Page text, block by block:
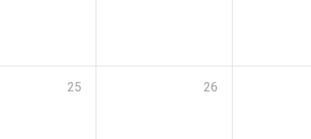
25 26